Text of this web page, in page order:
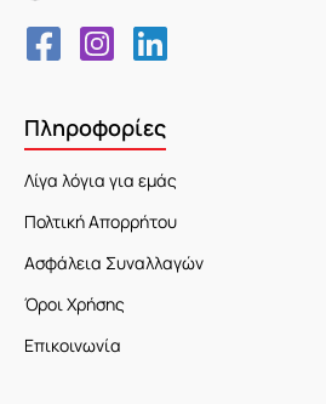
Πληροφορίες
Λίγα λόγια για εμάς
Πολτική Απορρήτου
Ασφάλεια Συναλλαγών
Όροι Χρήσης
Επικοινωνία